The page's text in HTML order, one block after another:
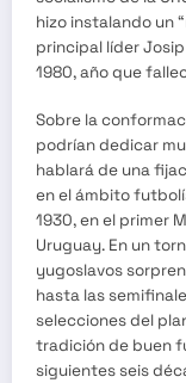
hizo instalando un
principal líder
1980, año que
Sobre la
podrían dedicar
hablará de una
en el ámbito
1930, en el primer
Uruguay. En un
yugoslavos
hasta las
selecciones del
tradición de buen
siguientes seis